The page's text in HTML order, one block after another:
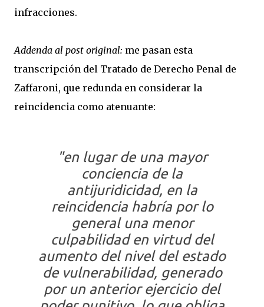
infracciones.
Addenda al post original: me pasan esta
transcripción del Tratado de Derecho Penal de
Zaffaroni, que redunda en considerar la
reincidencia como atenuante:
"en lugar de una mayor
conciencia de la
antijuridicidad, en la
reincidencia habría por lo
general una menor
culpabilidad en virtud del
aumento del nivel del estado
de vulnerabilidad, generado
por un anterior ejercicio del